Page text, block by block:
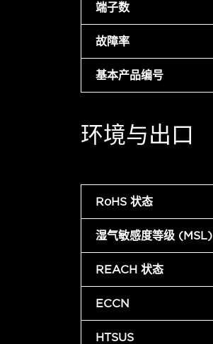
端子数
故障率
基本产品编号
环境与出口
RoHS 状态
湿气敏感度等级 (MSL)
REACH 状态
ECCN
HTSUS